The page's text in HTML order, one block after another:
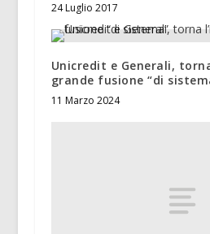
24 Luglio 2017
Unicredit e Generali,
grande fusione “di
11 Marzo 2024